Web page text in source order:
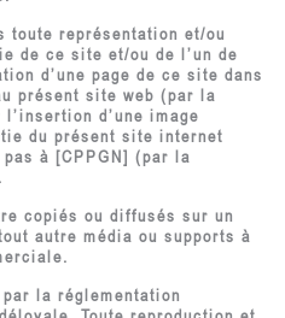
toute représentation et/ou
de ce site et/ou de l’un de
d’une page de ce site dans
présent site web (par la
d’une image
du présent site internet
pas à [CPPGN] (par la
copiés ou diffusés sur un
autre média ou supports à
la réglementation